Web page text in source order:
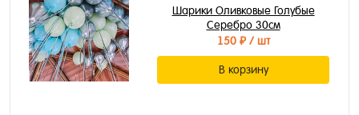
Шарики Оливковые Голубые
Серебро 30см
150 ₽/ шт
В корзину